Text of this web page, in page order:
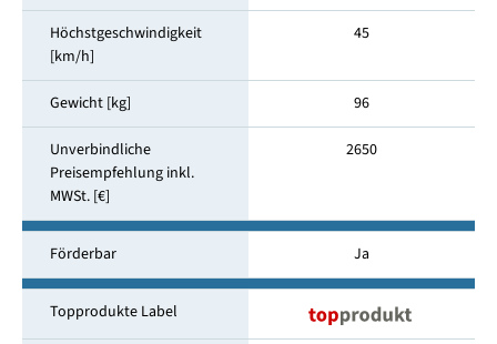
Höchstgeschwindigkeit
[km/h]
45
Gewicht [kg] 96
Unverbindliche
Preisempfehlung inkl.
MWSt. [€]
2650
Förderbar Ja
Topprodukte Label